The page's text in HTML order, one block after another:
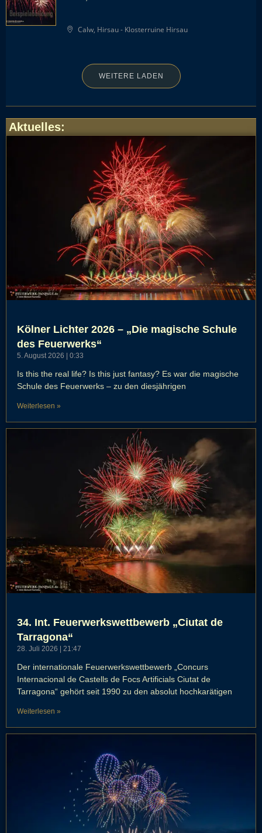
Calw, Hirsau - Klosterruine Hirsau
WEITERE LADEN
Aktuelles:
Kölner Lichter 2026 – „Die magische Schule
des Feuerwerks“
5. August 2026 0:33
Is this the real life? Is this just fantasy? Es war die magische
Schule des Feuerwerks – zu den diesjährigen
Weiterlesen »
34. Int. Feuerwerkswettbewerb „Ciutat de
Tarragona“
28. Juli 2026 21:47
Der internationale Feuerwerkswettbewerb „Concurs
Internacional de Castells de Focs Artificials Ciutat de
Tarragona“ gehört seit 1990 zu den absolut hochkarätigen
Weiterlesen »